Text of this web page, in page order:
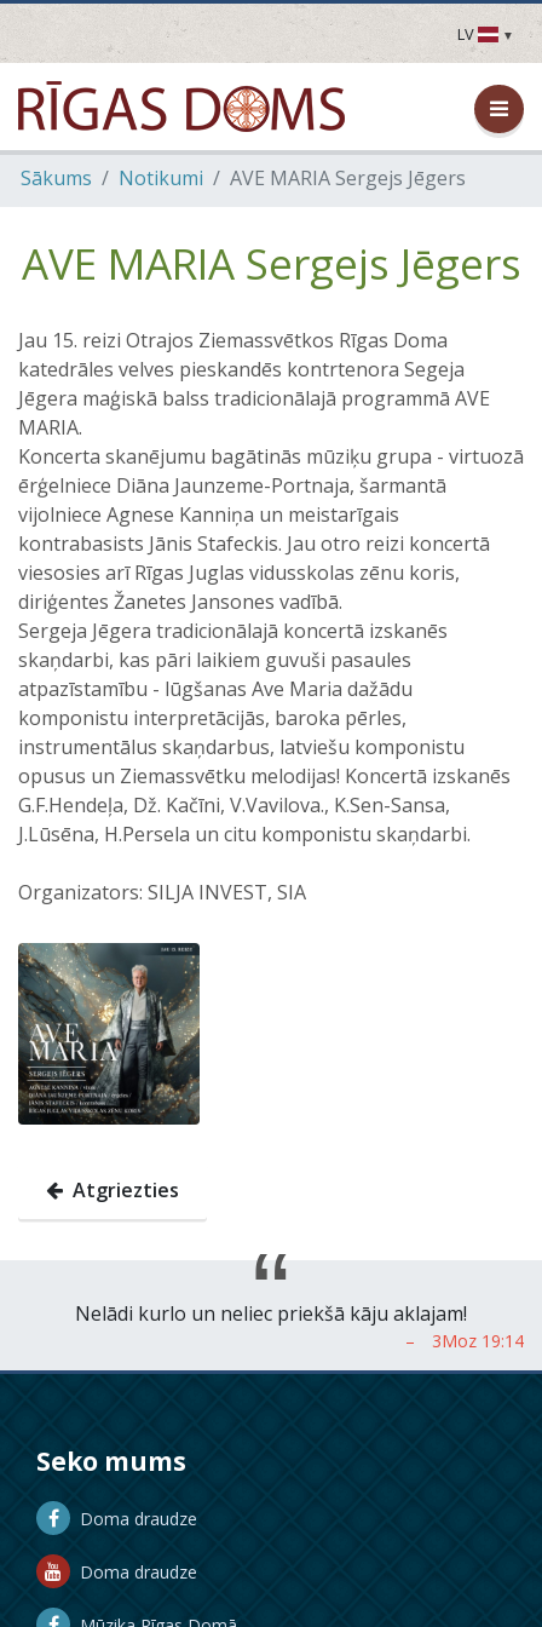
LV
LV
EN
DE
FR
UA
FI
Sākums Notikumi AVE MARIA Sergejs Jēgers
AVE MARIA Sergejs Jēgers
Jau 15. reizi Otrajos Ziemassvētkos Rīgas Doma
katedrāles velves pieskandēs kontrtenora Segeja
Jēgera maģiskā balss tradicionālajā programmā AVE
MARIA.
Koncerta skanējumu bagātinās mūziķu grupa - virtuozā
ērģelniece Diāna Jaunzeme-Portnaja, šarmantā
vijolniece Agnese Kanniņa un meistarīgais
kontrabasists Jānis Stafeckis. Jau otro reizi koncertā
viesosies arī Rīgas Juglas vidusskolas zēnu koris,
diriģentes Žanetes Jansones vadībā.
Sergeja Jēgera tradicionālajā koncertā izskanēs
skaņdarbi, kas pāri laikiem guvuši pasaules
atpazīstamību - lūgšanas Ave Maria dažādu
komponistu interpretācijās, baroka pērles,
instrumentālus skaņdarbus, latviešu komponistu
opusus un Ziemassvētku melodijas! Koncertā izskanēs
G.F.Hendeļa, Dž. Kačīni, V.Vavilova., K.Sen-Sansa,
J.Lūsēna, H.Persela un citu komponistu skaņdarbi.
Organizators: SILJA INVEST, SIA
Atgriezties
Nelādi kurlo un neliec priekšā kāju aklajam!
Seko mums
Doma draudze
Doma draudze